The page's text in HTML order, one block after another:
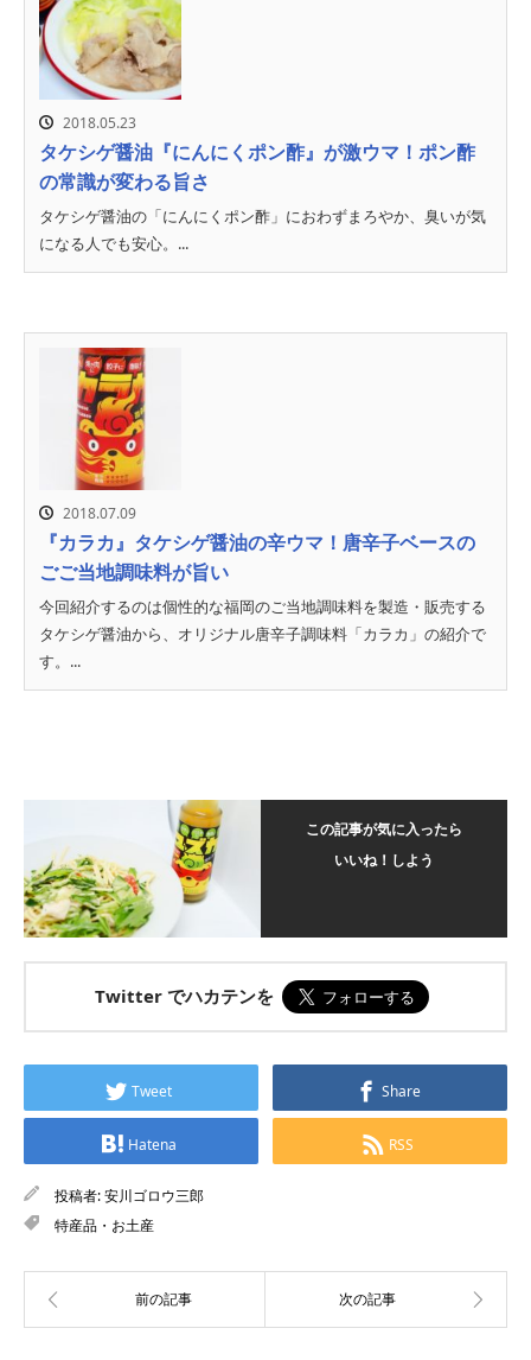
2018.05.23
タケシゲ醤油『にんにくポン酢』が激ウマ！ポン酢
の常識が変わる旨さ
タケシゲ醤油の「にんにくポン酢」におわずまろやか、臭いが気
になる人でも安心。...
2018.07.09
『カラカ』タケシゲ醤油の辛ウマ！唐辛子ベースの
ごご当地調味料が旨い
今回紹介するのは個性的な福岡のご当地調味料を製造・販売する
タケシゲ醤油から、オリジナル唐辛子調味料「カラカ」の紹介で
す。...
この記事が気に入ったら
いいね！しよう
Twitter でハカテンを
Tweet Share
Hatena RSS
投稿者:安川ゴロウ三郎
特産品・お土産